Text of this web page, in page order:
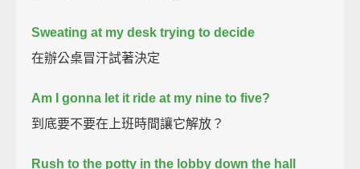
Sweating at my desk trying to decide
在辦公桌冒汗試著決定
Am I gonna let it ride at my nine to five?
到底要不要在上班時間讓它解放？
Rush to the potty in the lobby down the hall